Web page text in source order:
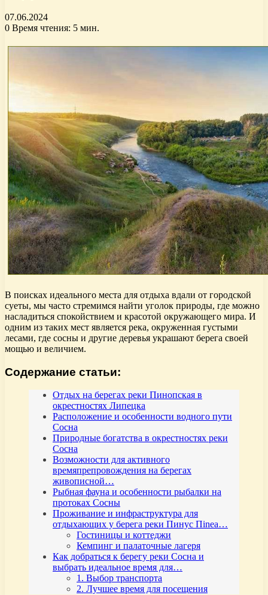
07.06.2024
0 Время чтения: 5 мин.
В поисках идеального места для отдыха вдали от городской
суеты, мы часто стремимся найти уголок природы, где можно
насладиться спокойствием и красотой окружающего мира. И
одним из таких мест является река, окруженная густыми
лесами, где сосны и другие деревья украшают берега своей
мощью и величием.
Содержание статьи:
Отдых на берегах реки Пинопская в
окрестностях Липецка
Расположение и особенности водного пути
Сосна
Природные богатства в окрестностях реки
Сосна
Возможности для активного
времяпрепровождения на берегах
живописной…
Рыбная фауна и особенности рыбалки на
протоках Сосны
Проживание и инфраструктура для
отдыхающих у берега реки Пинус Пinea…
Гостиницы и коттеджи
Кемпинг и палаточные лагеря
Как добраться к берегу реки Сосна и
выбрать идеальное время для…
1. Выбор транспорта
2. Лучшее время для посещения